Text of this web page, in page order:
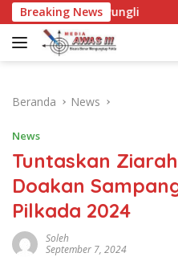
Langsung
ke
konten
Breaking News
Pungli Pelepasan
Beranda News
News
Tuntaskan
Doakan
Pilkada 2024
Soleh
September 7, 2024